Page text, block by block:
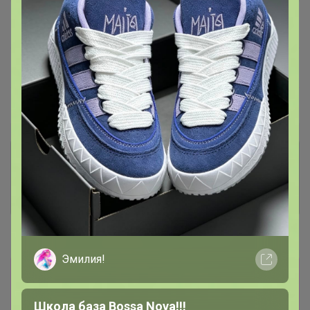
В архиве Собрано
34 %
Ожидание ~ 10 дней
Пристрой 6 лотов
Комментарии к лотам 4.4K
Отзывы участников 1.7K
Новости
Здравствуйте! Всей нашей команде очень
жаль, что вам пришлось столкнуться с
данной ситуацией, возникшей по вине
Эмилия!
Школа база Bossa Nova!!!